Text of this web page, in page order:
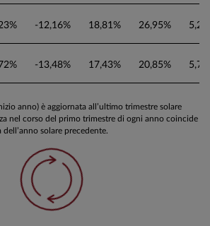
-12,16% 18,81% 26,95%
-13,48% 17,43% 20,85%
anno) è aggiornata all’ultimo trimestre solare
nel corso del primo trimestre di ogni anno coincide
solare precedente.